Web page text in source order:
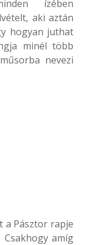
ízében
aki aztán
hogyan juthat
minél több
nevezi
a Pásztor rapje
amíg